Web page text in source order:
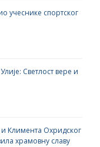
учеснике спортског
Светлост вере и
Климента Охридског
храмовну славу